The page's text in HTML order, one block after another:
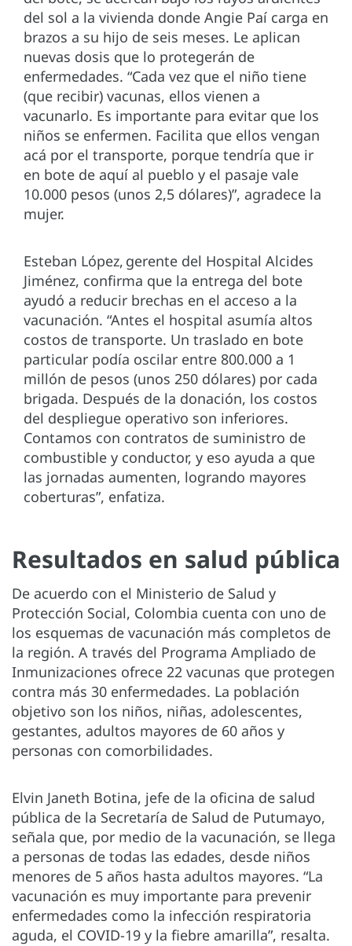
del sol a la vivienda donde Angie Paí carga en
brazos a su hijo de seis meses. Le aplican
nuevas dosis que lo protegerán de
enfermedades. “Cada vez que el niño tiene
(que recibir) vacunas, ellos vienen a
vacunarlo. Es importante para evitar que los
niños se enfermen. Facilita que ellos vengan
acá por el transporte, porque tendría que ir
en bote de aquí al pueblo y el pasaje vale
10.000 pesos (unos 2,5 dólares)”, agradece la
mujer.
Esteban López, gerente del Hospital Alcides
Jiménez, confirma que la entrega del bote
ayudó a reducir brechas en el acceso a la
vacunación. “Antes el hospital asumía altos
costos de transporte. Un traslado en bote
particular podía oscilar entre 800.000 a 1
millón de pesos (unos 250 dólares) por cada
brigada. Después de la donación, los costos
del despliegue operativo son inferiores.
Contamos con contratos de suministro de
combustible y conductor, y eso ayuda a que
las jornadas aumenten, logrando mayores
coberturas”, enfatiza.
Resultados en salud pública
De acuerdo con el Ministerio de Salud y
Protección Social, Colombia cuenta con uno de
los esquemas de vacunación más completos de
la región. A través del Programa Ampliado de
Inmunizaciones ofrece 22 vacunas que protegen
contra más 30 enfermedades. La población
objetivo son los niños, niñas, adolescentes,
gestantes, adultos mayores de 60 años y
personas con comorbilidades.
Elvin Janeth Botina, jefe de la oficina de salud
pública de la Secretaría de Salud de Putumayo,
señala que, por medio de la vacunación, se llega
a personas de todas las edades, desde niños
menores de 5 años hasta adultos mayores. “La
vacunación es muy importante para prevenir
enfermedades como la infección respiratoria
aguda, el COVID-19 y la fiebre amarilla”, resalta.